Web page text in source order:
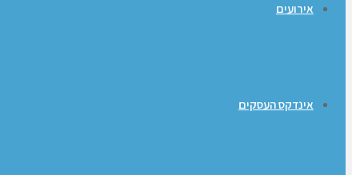
אירועים
אינדקס העסקים